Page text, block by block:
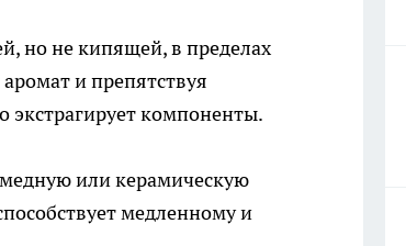
но не кипящей, в пределах
и препятствуя
компоненты.
или керамическую
медленному и